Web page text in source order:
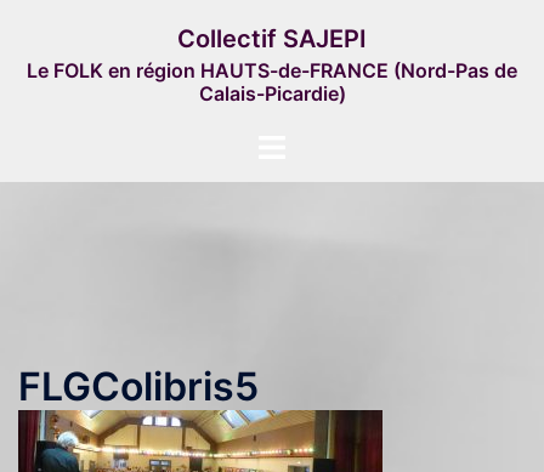
contenu
Collectif SAJEPI
Le FOLK en région HAUTS-de-FRANCE (Nord-Pas de
Calais-Picardie)
FLGColibris5